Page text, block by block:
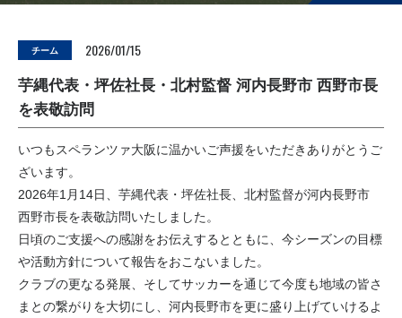
チーム 2026/01/15
芋縄代表・坪佐社長・北村監督 河内長野市 西野市長
を表敬訪問
いつもスペランツァ大阪に温かいご声援をいただきありがとうご
ざいます。
2026年1月14日、芋縄代表・坪佐社長、北村監督が河内長野市
西野市長を表敬訪問いたしました。
日頃のご支援への感謝をお伝えするとともに、今シーズンの目標
や活動方針について報告をおこないました。
クラブの更なる発展、そしてサッカーを通じて今度も地域の皆さ
まとの繋がりを大切にし、河内長野市を更に盛り上げていけるよ